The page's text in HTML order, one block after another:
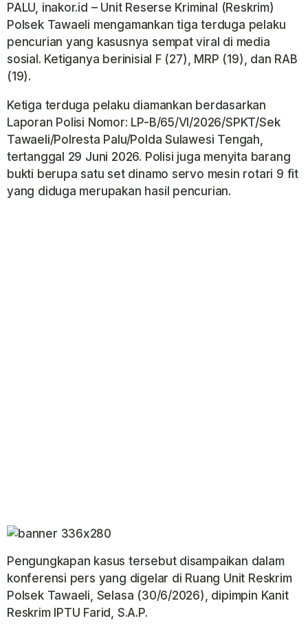
PALU, inakor.id – Unit Reserse Kriminal (Reskrim)
Polsek Tawaeli mengamankan tiga terduga pelaku
pencurian yang kasusnya sempat viral di media
sosial. Ketiganya berinisial F (27), MRP (19), dan RAB
(19).
Ketiga terduga pelaku diamankan berdasarkan
Laporan Polisi Nomor: LP-B/65/VI/2026/SPKT/Sek
Tawaeli/Polresta Palu/Polda Sulawesi Tengah,
tertanggal 29 Juni 2026. Polisi juga menyita barang
bukti berupa satu set dinamo servo mesin rotari 9 fit
yang diduga merupakan hasil pencurian.
Pengungkapan kasus tersebut disampaikan dalam
konferensi pers yang digelar di Ruang Unit Reskrim
Polsek Tawaeli, Selasa (30/6/2026), dipimpin Kanit
Reskrim IPTU Farid, S.A.P.